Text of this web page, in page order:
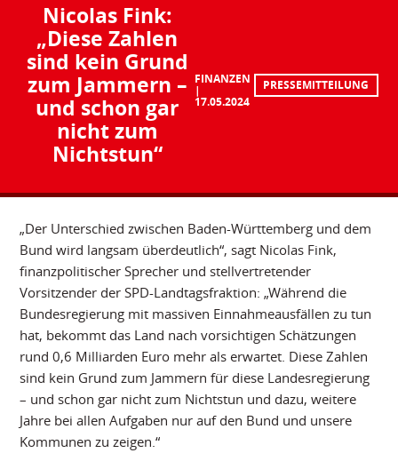
Nicolas Fink:
„Diese Zahlen
sind kein Grund
zum Jammern –
und schon gar
nicht zum
Nichtstun“
FINANZEN
17.05.2024
PRESSEMITTEILUNG
„Der Unterschied zwischen Baden-Württemberg und dem
Bund wird langsam überdeutlich“, sagt Nicolas Fink,
finanzpolitischer Sprecher und stellvertretender
Vorsitzender der SPD-Landtagsfraktion: „Während die
Bundesregierung mit massiven Einnahmeausfällen zu tun
hat, bekommt das Land nach vorsichtigen Schätzungen
rund 0,6 Milliarden Euro mehr als erwartet. Diese Zahlen
sind kein Grund zum Jammern für diese Landesregierung
– und schon gar nicht zum Nichtstun und dazu, weitere
Jahre bei allen Aufgaben nur auf den Bund und unsere
Kommunen zu zeigen.“